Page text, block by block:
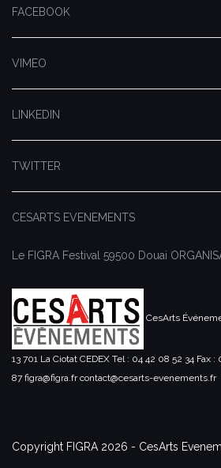
FACEBOOK
VIMEO
LINKEDIN
TWITTER
CESARTS EVENEMENTS
Le FIGRA Festival 59500 Douai
CesArts
13 701 La Ciotat CEDEX Tel : 04 42 08 52 34 Fax :
87 figra@figra.frcontact@cesarts-evenements.fr
Copyright FIGRA 2026 - CesArts